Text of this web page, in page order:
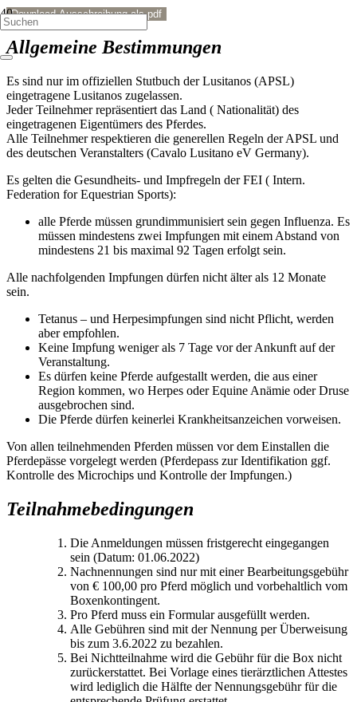
Download Ausschreibung als pdf
Allgemeine Bestimmungen
Es sind nur im offiziellen Stutbuch der Lusitanos (APSL)
eingetragene Lusitanos zugelassen.
Jeder Teilnehmer repräsentiert das Land ( Nationalität) des
eingetragenen Eigentümers des Pferdes.
Alle Teilnehmer respektieren die generellen Regeln der APSL und
des deutschen Veranstalters (Cavalo Lusitano eV Germany).
Es gelten die Gesundheits- und Impfregeln der FEI ( Intern.
Federation for Equestrian Sports):
alle Pferde müssen grundimmunisiert sein gegen Influenza. Es
müssen mindestens zwei Impfungen mit einem Abstand von
mindestens 21 bis maximal 92 Tagen erfolgt sein.
Alle nachfolgenden Impfungen dürfen nicht älter als 12 Monate
sein.
Tetanus – und Herpesimpfungen sind nicht Pflicht, werden
aber empfohlen.
Keine Impfung weniger als 7 Tage vor der Ankunft auf der
Veranstaltung.
Es dürfen keine Pferde aufgestallt werden, die aus einer
Region kommen, wo Herpes oder Equine Anämie oder Druse
ausgebrochen sind.
Die Pferde dürfen keinerlei Krankheitsanzeichen vorweisen.
Von allen teilnehmenden Pferden müssen vor dem Einstallen die
Pferdepässe vorgelegt werden (Pferdepass zur Identifikation ggf.
Kontrolle des Microchips und Kontrolle der Impfungen.)
Teilnahmebedingungen
Die Anmeldungen müssen fristgerecht eingegangen
sein (Datum: 01.06.2022)
Nachnennungen sind nur mit einer Bearbeitungsgebühr
von € 100,00 pro Pferd möglich und vorbehaltlich vom
Boxenkontingent.
Pro Pferd muss ein Formular ausgefüllt werden.
Alle Gebühren sind mit der Nennung per Überweisung
bis zum 3.6.2022 zu bezahlen.
Bei Nichtteilnahme wird die Gebühr für die Box nicht
zurückerstattet. Bei Vorlage eines tierärztlichen Attestes
wird lediglich die Hälfte der Nennungsgebühr für die